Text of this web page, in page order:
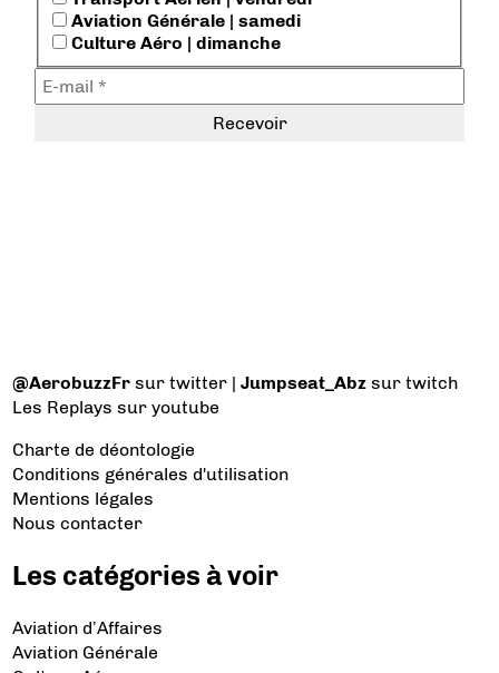
Aviation Générale | samedi
Culture Aéro | dimanche
@AerobuzzFr sur twitter |Jumpseat_Abz sur twitch
Les Replays sur youtube
Charte de déontologie
Conditions générales d'utilisation
Mentions légales
Nous contacter
Les catégories à voir
Aviation d’Affaires
Aviation Générale